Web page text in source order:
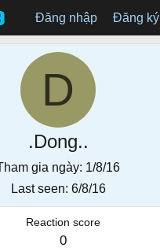
Đăng nhập Đăng ký
D
.Dong..
gia ngày 1/8/16
Last seen 6/8/16
Reaction score
0